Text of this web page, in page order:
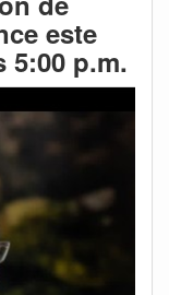
este
5:00 p.m.